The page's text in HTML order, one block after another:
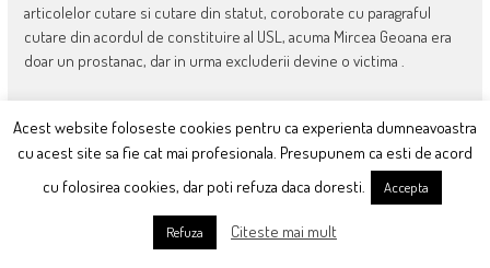
articolelor cutare si cutare din statut, coroborate cu paragraful
cutare din acordul de constituire al USL, acuma Mircea Geoana era
doar un prostanac, dar in urma excluderii devine o victima .
La cat de prost e Emil Boc, nu m-ar mira sa se duca la DNA sa se
autodenunte !
November 16, 2011 at 14:04
1. unde anume gasim ce a spus bodgan teodorescu (ref.
Acest website foloseste cookies pentru ca experienta dumneavoastra
cu acest site sa fie cat mai profesionala. Presupunem ca esti de acord
cu folosirea cookies, dar poti refuza daca doresti.
Accepta
Refuza Citeste mai mult